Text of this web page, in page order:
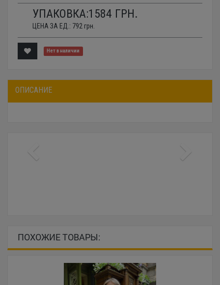
УПАКОВКА:1584 ГРН.
ЦЕНА ЗА ЕД.: 792 грн.
Нет в наличии
ОПИСАНИЕ
ПОХОЖИЕ ТОВАРЫ: